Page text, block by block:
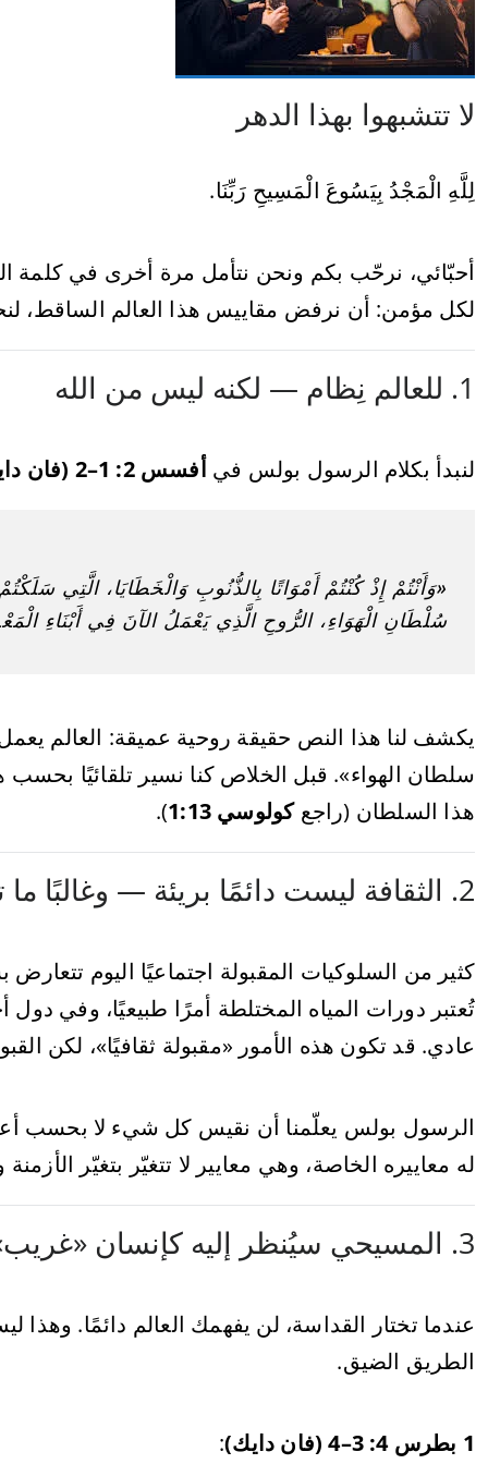
لا تتشبهوا بهذا الدهر
لِلَّهِ الْمَجْدُ بِيَسُوعَ الْمَسِيحِ رَبِّنَا.
أحبّائي، نرحّب بكم ونحن نتأمل مرة أخرى في كلمة
لكل مؤمن: أن نرفض مقاييس هذا العالم الساقط،
1. للعالم نِظام — لكنه ليس من الله
لنبدأ بكلام الرسول بولس في أفسس 2: 1–2 (فان دايك)
«وَأَنْتُمْ إِذْ كُنْتُمْ أَمْوَاتًا بِالذُّنُوبِ وَالْخَطَايَا، الَّتِي
سُلْطَانِ الْهَوَاءِ، الرُّوحِ الَّذِي يَعْمَلُ الآنَ فِي أَبْنَاءِ
يكشف لنا هذا النص حقيقة روحية عميقة: العالم
سلطان الهواء». قبل الخلاص كنا نسير تلقائيًا بحسب
هذا السلطان (راجعكولوسي 1:13 ).
2. الثقافة ليست دائمًا بريئة — وغالبًا ما تكون حاملة للخطية
كثير من السلوكيات المقبولة اجتماعيًا اليوم
تُعتبر دورات المياه المختلطة أمرًا طبيعيًا، وفي
عادي. قد تكون هذه الأمور «مقبولة ثقافيًا»، لكن
الرسول بولس يعلّمنا أن نقيس كل شيء لا بحسب
له معاييره الخاصة، وهي معايير لا تتغيّر بتغيّر الأزمنة
3. المسيحي سيُنظر إليه كإنسان «غريب»
عندما تختار القداسة، لن يفهمك العالم دائمًا.
الطريق الضيق.
1 بطرس 4: 3–4 (فان دايك) :